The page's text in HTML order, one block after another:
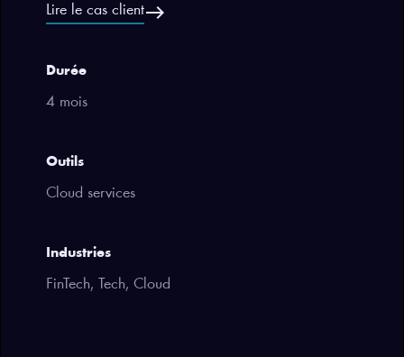
Lire le cas clienteast
Durée
4 mois
Outils
Cloud services
Industries
FinTech, Tech, Cloud